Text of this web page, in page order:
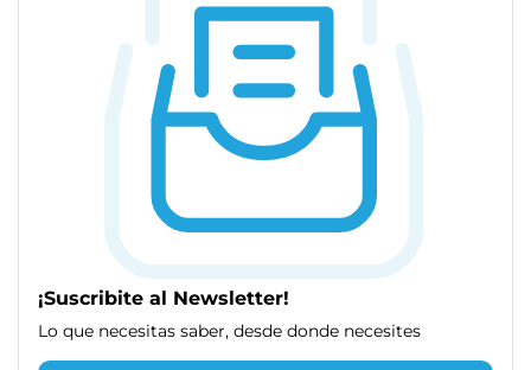
¡Suscribite al Newsletter!
Lo que necesitas saber, desde donde necesites